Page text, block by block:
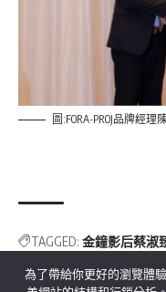
圖:FORA-PROJ品牌經
TAGGED: 金鐘影后蔡淑
為了帶給你更好的瀏覽體